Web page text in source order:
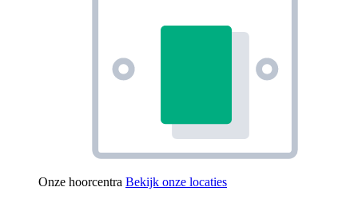
Onze hoorcentra Bekijk onze locaties